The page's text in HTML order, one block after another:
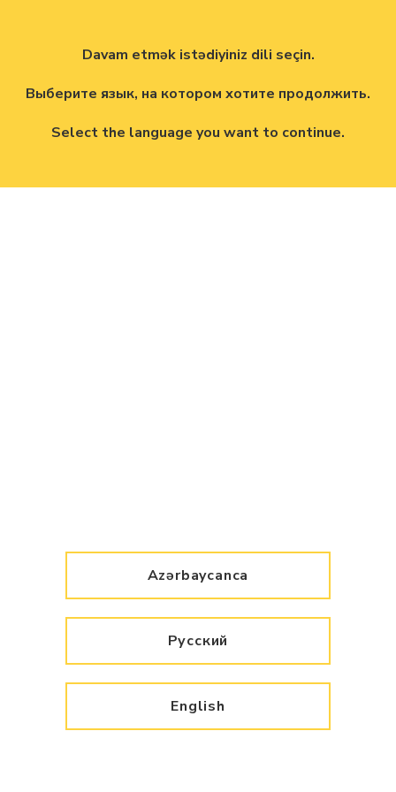
Davam etmək istədiyiniz dili seçin.
Выберите язык, на котором хотите продолжить.
Select the language you want to continue.
Azərbaycanca
Русский
English